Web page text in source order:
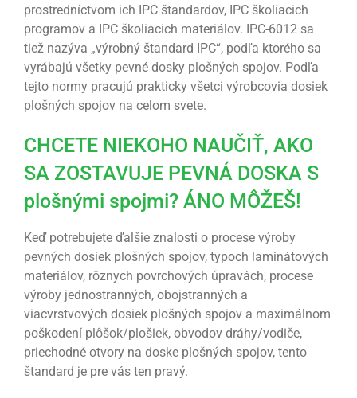
prostredníctvom ich IPC štandardov, IPC školiacich
programov a IPC školiacich materiálov. IPC-6012 sa
tiež nazýva „výrobný štandard IPC“, podľa ktorého sa
vyrábajú všetky pevné dosky plošných spojov. Podľa
tejto normy pracujú prakticky všetci výrobcovia dosiek
plošných spojov na celom svete.
CHCETE NIEKOHO NAUČIŤ, AKO
SA ZOSTAVUJE PEVNÁ DOSKA S
plošnými spojmi? ÁNO MÔŽEŠ!
Keď potrebujete ďalšie znalosti o procese výroby
pevných dosiek plošných spojov, typoch laminátových
materiálov, rôznych povrchových úpravách, procese
výroby jednostranných, obojstranných a
viacvrstvových dosiek plošných spojov a maximálnom
poškodení plôšok/plošiek, obvodov dráhy/vodiče,
priechodné otvory na doske plošných spojov, tento
štandard je pre vás ten pravý.